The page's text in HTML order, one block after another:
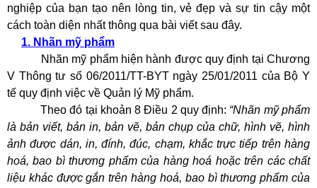
nghiệp của bạn tạo nên lòng tin, vẻ đẹp và sự tin cậy một
cách toàn diện nhất thông qua bài viết sau đây.
1. Nhãn mỹ phẩm
Nhãn mỹ phẩm hiện hành được quy định tại Chương
V Thông tư số 06/2011/TT-BYT ngày 25/01/2011 của Bộ Y
tế quy định việc về Quản lý Mỹ phẩm.
Theo đó tại khoản 8 Điều 2 quy định: “Nhãn mỹ phẩm
là bản viết, bản in, bản vẽ, bản chụp của chữ, hình vẽ, hình
ảnh được dán, in, đính, đúc, chạm, khắc trực tiếp trên hàng
hoá, bao bì thương phẩm của hàng hoá hoặc trên các chất
liệu khác được gắn trên hàng hoá, bao bì thương phẩm của